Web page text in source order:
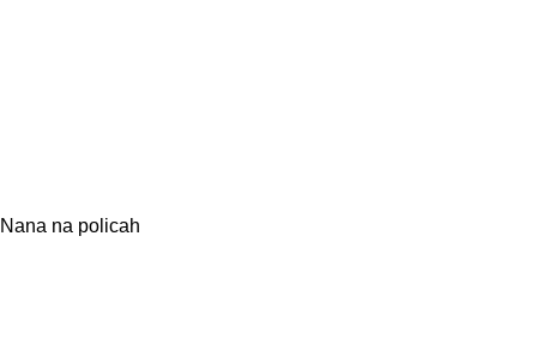
Nana na policah